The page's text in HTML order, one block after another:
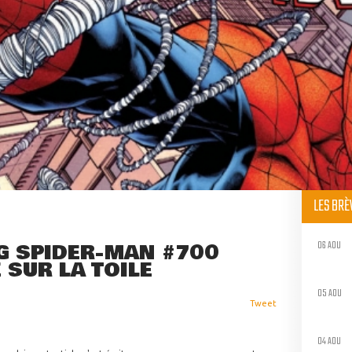
SPIDER-MAN #700
LA TOILE
Tweet
LES
06 AOU
05 AOU
04 AOU